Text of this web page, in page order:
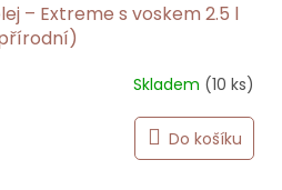
– Extreme s voskem 2.5 l
Skladem (10 ks)
Do košíku